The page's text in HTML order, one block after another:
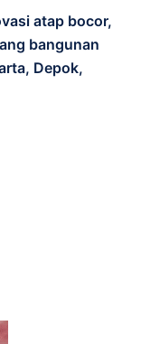
atap bocor,
bangunan
Depok,